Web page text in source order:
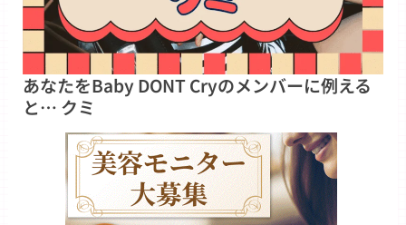
あなたをBaby DONT Cryのメンバーに例える
と… クミ